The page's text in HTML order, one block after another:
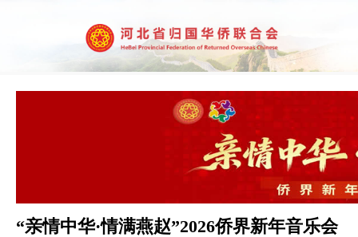
“亲情中华·情满燕赵”2026侨界新年音乐会